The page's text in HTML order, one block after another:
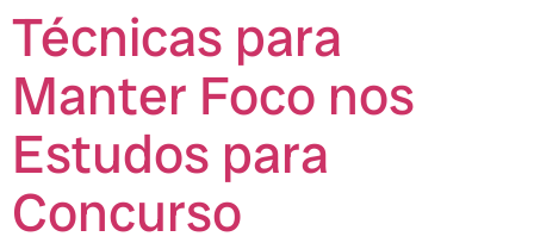
Técnicas para
Manter Foco nos
Estudos para
Concurso